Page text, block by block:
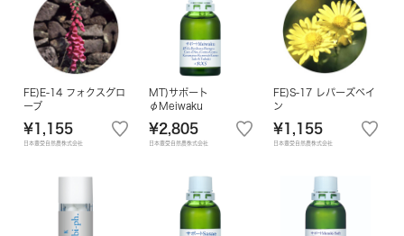
FE)E-14 フォクスグロ
ーブ
¥1,155
日本豊受自然農株式会社
MT)サポート
φMeiwaku
¥2,805
日本豊受自然農株式会社
FE)S-17 レパーズベイ
ン
¥1,155
日本豊受自然農株式会社